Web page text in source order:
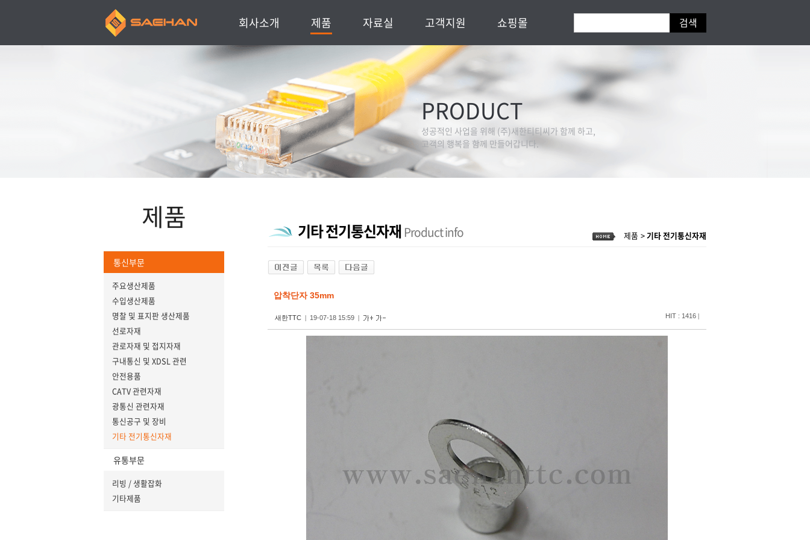
회사소개
주요연혁
찾아오시는 길
주요거래처
제품
통신부문
유통부문
자료실
회사자료
성적서
시방서
인증서
고객지원
공지사항
쇼핑몰
PRODUCT
성공적인 사업을 위해 (주)새한티티씨가 함께 하고,
고객의 행복을 함께 만들어갑니다.
제품
통신부문
주요생산제품
수입생산제품
명찰 및 표지판 생산제품
선로자재
관로자재 및 접지자재
구내통신 및 XDSL 관련
안전용품
CATV 관련자재
광통신 관련자재
통신공구 및 장비
기타 전기통신자재
유통부문
리빙 / 생활잡화
기타제품
제품 기타 전기통신자재
기타 전기통신자재 Product info
압착단자 35mm
새한TTC | 19-07-18 15:59 | HIT : 1416 |